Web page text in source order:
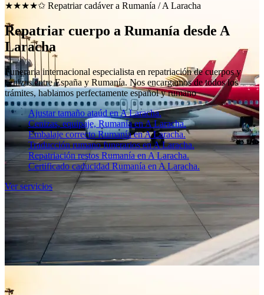
★★★★✩ Repatriar cadáver a Rumanía /A Laracha
Repatriar cuerpo a Rumanía desde A
Laracha
Funeraria internacional especialista en repatriación de cuerpos y
cenizas entre España y Rumanía. Nos encargamos de todos los
trámites, hablamos perfectamente español y rumano
Ajustar tamaño ataúd en A Laracha.
Cenizas, equipaje, Rumanía en A Laracha.
Embalaje correcto Rumanía en A Laracha.
Traducción rumano funerarios en A Laracha.
Repatriación restos Rumanía en A Laracha.
Certificado caducidad Rumanía en A Laracha.
Ver servicios